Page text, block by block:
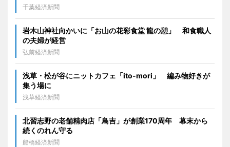
千葉経済新聞
岩木山神社向かいに「お山の花彩食堂 龍の憩」 和食職人
の夫婦が経営
弘前経済新聞
浅草・松が谷にニットカフェ「ito-mori」 編み物好きが
集う場に
浅草経済新聞
北習志野の老舗精肉店「鳥吉」が創業170周年 幕末から
続くのれん守る
船橋経済新聞